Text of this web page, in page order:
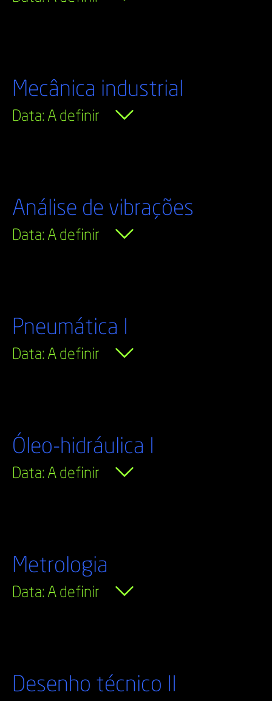
Mecânica industrial
Data: A definir
Análise de vibrações
Data: A definir
Pneumática I
Data: A definir
Óleo-hidráulica I
Data: A definir
Metrologia
Data: A definir
Desenho técnico II